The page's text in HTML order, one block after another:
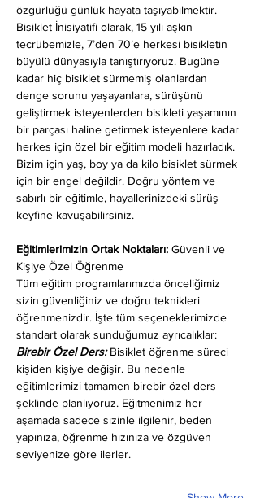
özgürlüğü günlük hayata taşıyabilmektir.
Bisiklet İnisiyatifi olarak, 15 yılı aşkın
tecrübemizle, 7’den 70’e herkesi bisikletin
büyülü dünyasıyla tanıştırıyoruz. Bugüne
kadar hiç bisiklet sürmemiş olanlardan
denge sorunu yaşayanlara, sürüşünü
geliştirmek isteyenlerden bisikleti yaşamının
bir parçası haline getirmek isteyenlere kadar
herkes için özel bir eğitim modeli hazırladık.
Bizim için yaş, boy ya da kilo bisiklet sürmek
için bir engel değildir. Doğru yöntem ve
sabırlı bir eğitimle, hayallerinizdeki sürüş
keyfine kavuşabilirsiniz.
Eğitimlerimizin Ortak Noktaları: Güvenli ve
Kişiye Özel Öğrenme
Tüm eğitim programlarımızda önceliğimiz
sizin güvenliğiniz ve doğru teknikleri
öğrenmenizdir. İşte tüm seçeneklerimizde
standart olarak sunduğumuz ayrıcalıklar:
Birebir Özel Ders: Bisiklet öğrenme süreci
kişiden kişiye değişir. Bu nedenle
eğitimlerimizi tamamen birebir özel ders
şeklinde planlıyoruz. Eğitmenimiz her
aşamada sadece sizinle ilgilenir, beden
yapınıza, öğrenme hızınıza ve özgüven
seviyenize göre ilerler.